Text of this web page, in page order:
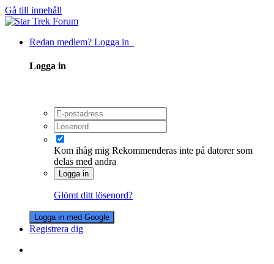
Gå till innehåll
Redan medlem? Logga in
Logga in
Kom ihåg mig Rekommenderas inte på datorer som
delas med andra
Logga in
Glömt ditt lösenord?
Logga in med Google
Registrera dig